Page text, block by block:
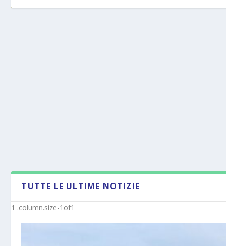
TUTTE LE ULTIME NOTIZIE